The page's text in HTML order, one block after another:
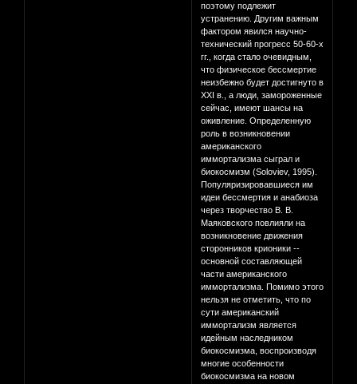
поэтому подлежит
устранению. Другим важным
фактором явился научно-
технический прогресс 50-60-х
гг., когда стало очевидным,
что физическое бессмертие
неизбежно будет достигнуто в
XXI в., а люди, замороженные
сейчас, имеют шансы на
оживление. Определенную
роль в возникновении
американского
иммортализма сыграл и
биокосмизм (Soloviev, 1995).
Популяризировавшиеся им
идеи бессмертия и анабиоза
через творчество В. В.
Маяковского повлияли на
возникновение движения
сторонников крионики --
основной составляющей
части американского
иммортализма. Помимо этого
нельзя не отметить, что по
сути американский
иммортализм является
идейным наследником
биокосмизма, воспроизводя
многие особенности
биокосмизма на новом